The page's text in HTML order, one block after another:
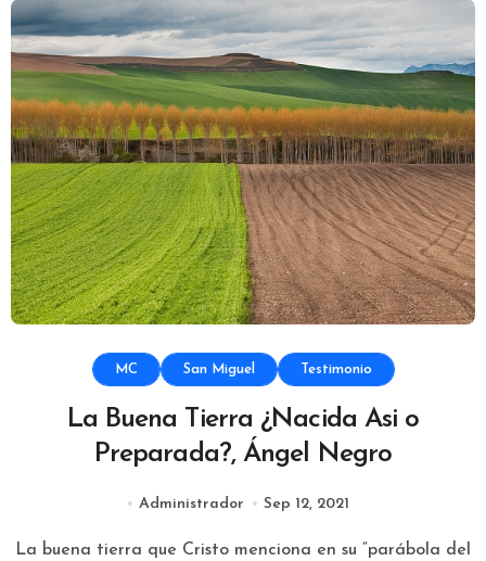
MC San Miguel Testimonio
La Buena Tierra ¿Nacida Asi o
Preparada?, Ángel Negro
Administrador Sep 12, 2021
La buena tierra que Cristo menciona en su “parábola del